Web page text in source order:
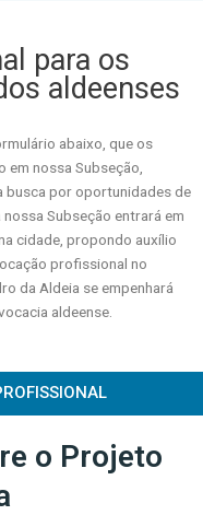
para os
aldeenses
abaixo, que os
nossa Subseção,
busca por oportunidades de
Subseção entrará em
cidade, propondo auxílio
profissional no
da Aldeia se empenhará
aldeense.
o Projeto